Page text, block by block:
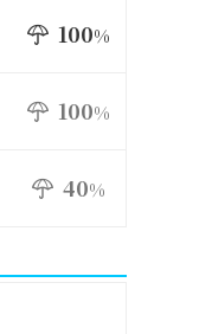
100%
100%
40%